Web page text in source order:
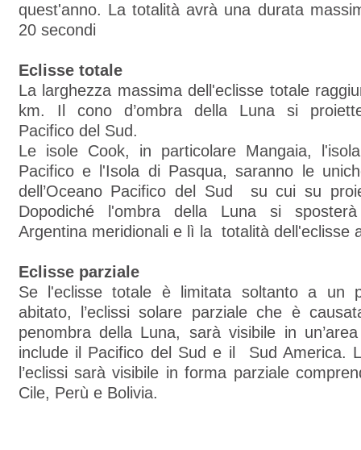
quest'anno. La totalità avrà una durata
20 secondi
Eclisse totale
La larghezza massima dell'eclisse totale
km. Il cono d’ombra della Luna si
Pacifico del Sud.
Le isole Cook, in particolare Mangaia,
Pacifico e l'Isola di Pasqua, saranno le
dell’Oceano Pacifico del Sud su cui su
Dopodiché l'ombra della Luna si
Argentina meridionali e lì la totalità dell'eclisse
Eclisse parziale
Se l'eclisse totale è limitata soltanto a un
abitato, l’eclissi solare parziale che è
penombra della Luna, sarà visibile in
include il Pacifico del Sud e il Sud America.
l’eclissi sarà visibile in forma parziale
Cile, Perù e Bolivia.